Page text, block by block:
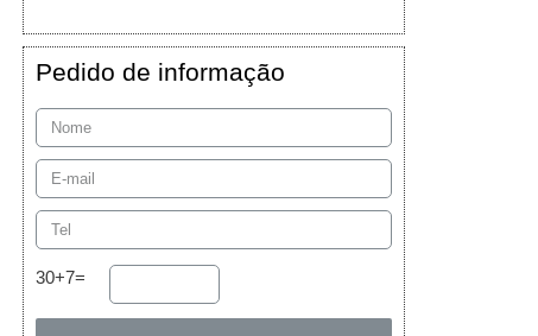
Pedido de informação
30+7=